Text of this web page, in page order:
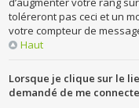
toléreront pas ceci et un
votre compteur de
Haut
Lorsque je clique sur le
demandé de me